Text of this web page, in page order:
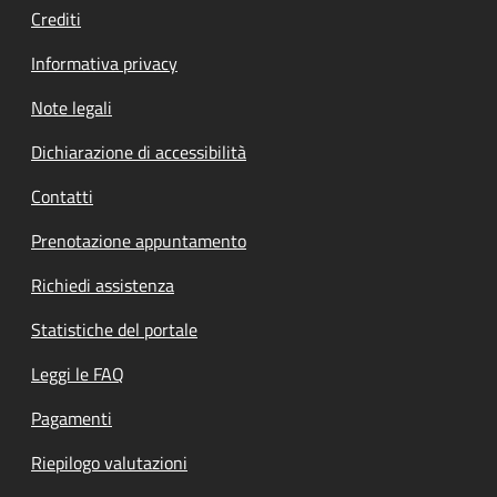
Crediti
Informativa privacy
Note legali
Dichiarazione di accessibilità
Contatti
Prenotazione appuntamento
Richiedi assistenza
Statistiche del portale
Leggi le FAQ
Pagamenti
Riepilogo valutazioni